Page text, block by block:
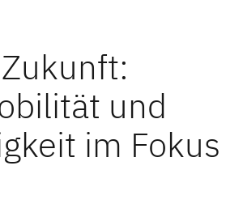
und
im Fokus